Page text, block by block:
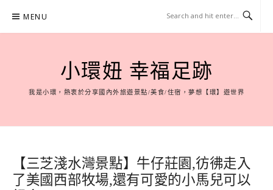
content
MENU
小環妞 幸福足跡
我是小環，熱衷於分享國內外旅遊景點/美食/住宿，夢想【環】遊世界
【三芝淺水灣景點】牛仔莊園,彷彿走入
了美國西部牧場,還有可愛的小馬兒可以